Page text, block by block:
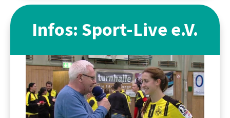
Infos: Sport-Live e.V.